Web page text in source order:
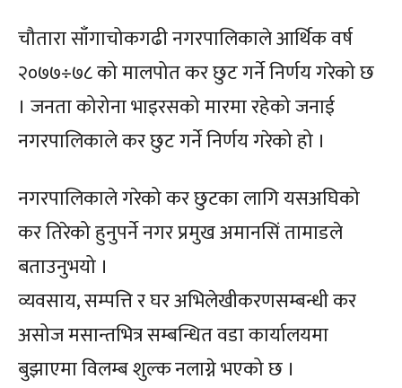
चौतारा साँगाचोकगढी नगरपालिकाले आर्थिक वर्ष
२०७७÷७८ को मालपोत कर छुट गर्ने निर्णय गरेको छ
। जनता कोरोना भाइरसको मारमा रहेको जनाई
नगरपालिकाले कर छुट गर्ने निर्णय गरेको हो ।
नगरपालिकाले गरेको कर छुटका लागि यसअघिको
कर तिरेको हुनुपर्ने नगर प्रमुख अमानसिं तामाडले
बताउनुभयो ।
व्यवसाय, सम्पत्ति र घर अभिलेखीकरणसम्बन्धी कर
असोज मसान्तभित्र सम्बन्धित वडा कार्यालयमा
बुझाएमा विलम्ब शुल्क नलाग्ने भएको छ ।